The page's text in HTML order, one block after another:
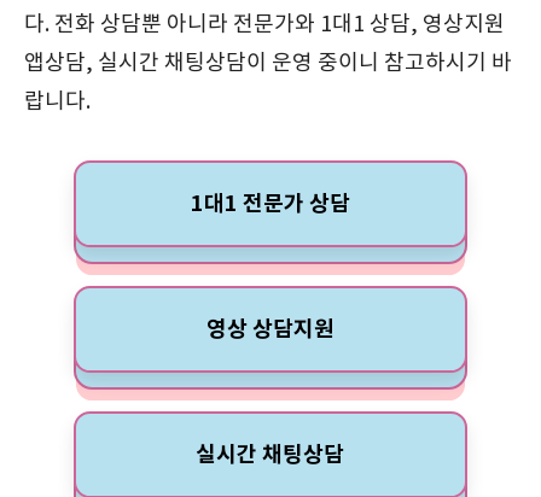
다. 전화 상담뿐 아니라 전문가와 1대1 상담, 영상지원
앱상담, 실시간 채팅상담이 운영 중이니 참고하시기 바
랍니다.
1대1 전문가 상담
영상 상담지원
실시간 채팅상담